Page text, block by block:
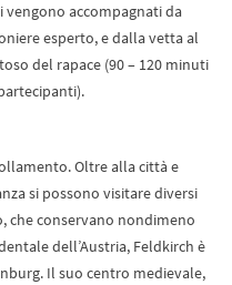
vengono accompagnati da
esperto, e dalla vetta al
del rapace (90 – 120 minuti
Oltre alla città e
si possono visitare diversi
che conservano nondimeno
dell’Austria, Feldkirch è
Il suo centro medievale,